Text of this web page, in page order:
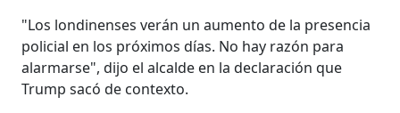
"Los londinenses verán un aumento de la presencia
policial en los próximos días. No hay razón para
alarmarse", dijo el alcalde en la declaración que
Trump sacó de contexto.